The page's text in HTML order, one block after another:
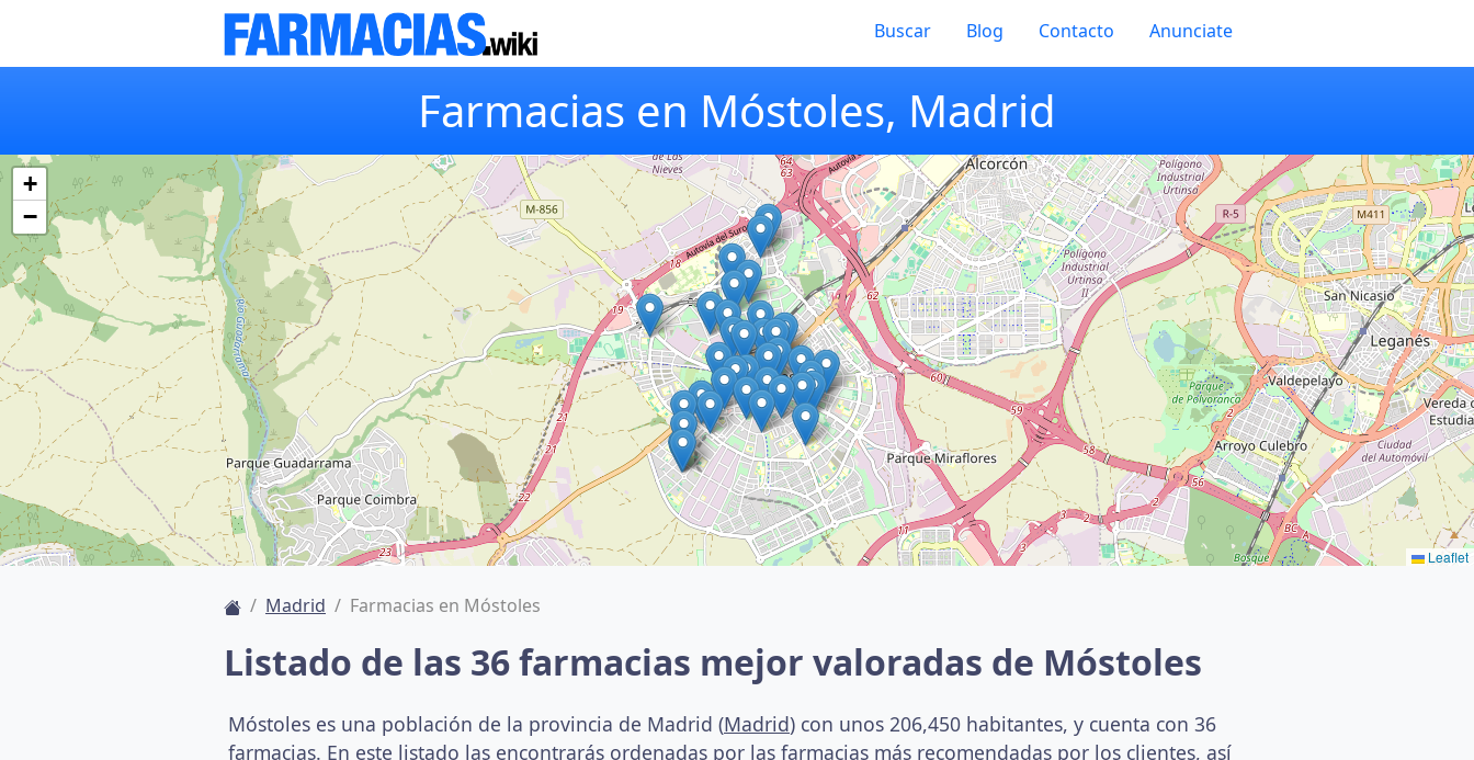
Buscar Blog Contacto Anunciate
Farmacias en Móstoles, Madrid
+
−
Leaflet
Madrid Farmacias en Móstoles
Listado de las 36 farmacias mejor valoradas de Móstoles
Móstoles es una población de la provincia de Madrid (Madrid) con unos 206,450 habitantes, y cuenta con 36
farmacias. En este listado las encontrarás ordenadas por las farmacias más recomendadas por los clientes, así